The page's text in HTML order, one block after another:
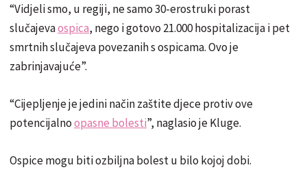
“Vidjeli smo, u regiji, ne samo 30-erostruki porast
slučajevaospica, nego i gotovo 21.000 hospitalizacija i pet
smrtnih slučajeva povezanih s ospicama. Ovo je
zabrinjavajuće”.
“Cijepljenje je jedini način zaštite djece protiv ove
potencijalnoopasne bolesti”, naglasio je Kluge.
Ospice mogu biti ozbiljna bolest u bilo kojoj dobi.